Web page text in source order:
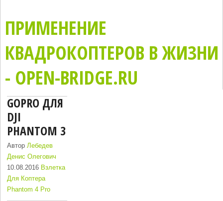
ПРИМЕНЕНИЕ
КВАДРОКОПТЕРОВ В ЖИЗНИ
- OPEN-BRIDGE.RU
GOPRO ДЛЯ
DJI
PHANTOM 3
АвторЛебедев
Денис Олегович
10.08.2016 Взлетка
Для Коптера
Phantom 4 Pro